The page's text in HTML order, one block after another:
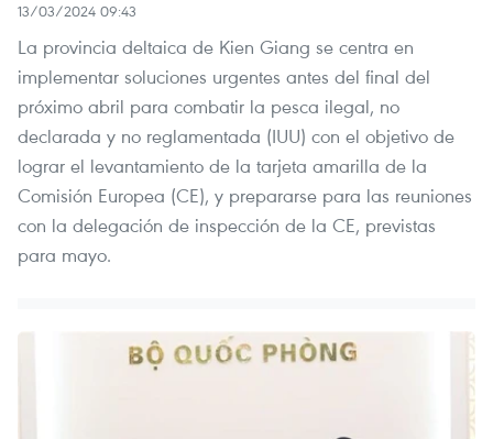
13/03/2024 09:43
La provincia deltaica de Kien Giang se centra en
implementar soluciones urgentes antes del final del
próximo abril para combatir la pesca ilegal, no
declarada y no reglamentada (IUU) con el objetivo de
lograr el levantamiento de la tarjeta amarilla de la
Comisión Europea (CE), y prepararse para las reuniones
con la delegación de inspección de la CE, previstas
para mayo.